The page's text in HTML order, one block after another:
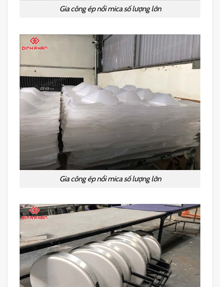
Gia công ép nổi mica số lượng lớn
Gia công ép nổi mica số lượng lớn